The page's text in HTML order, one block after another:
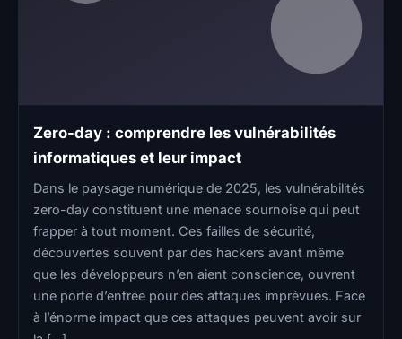
Zero-day : comprendre les vulnérabilités
informatiques et leur impact
Dans le paysage numérique de 2025, les vulnérabilités
zero-day constituent une menace sournoise qui peut
frapper à tout moment. Ces failles de sécurité,
découvertes souvent par des hackers avant même
que les développeurs n’en aient conscience, ouvrent
une porte d’entrée pour des attaques imprévues. Face
à l’énorme impact que ces attaques peuvent avoir sur